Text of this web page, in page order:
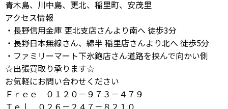
青木島、川中島、更北、稲里町、安茂里
アクセス情報
・長野信用金庫 更北支店さんより南へ 徒歩3分
・長野日本無線さん、綿半 稲里店さんより北へ 徒歩5分
・ファミリーマート下氷鉋店さん道路を挟んで向かい側
☆出張買取り承ります☆
お気軽にお問い合わせください
Ｆｒｅｅ ０１２０－９７３－４７９
Ｔｅｌ ０２６－２４７－８２１０